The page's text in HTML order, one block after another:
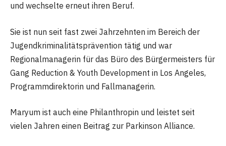
und wechselte erneut ihren Beruf.
Sie ist nun seit fast zwei Jahrzehnten im Bereich der
Jugendkriminalitätsprävention tätig und war
Regionalmanagerin für das Büro des Bürgermeisters für
Gang Reduction & Youth Development in Los Angeles,
Programmdirektorin und Fallmanagerin.
Maryum ist auch eine Philanthropin und leistet seit
vielen Jahren einen Beitrag zur Parkinson Alliance.